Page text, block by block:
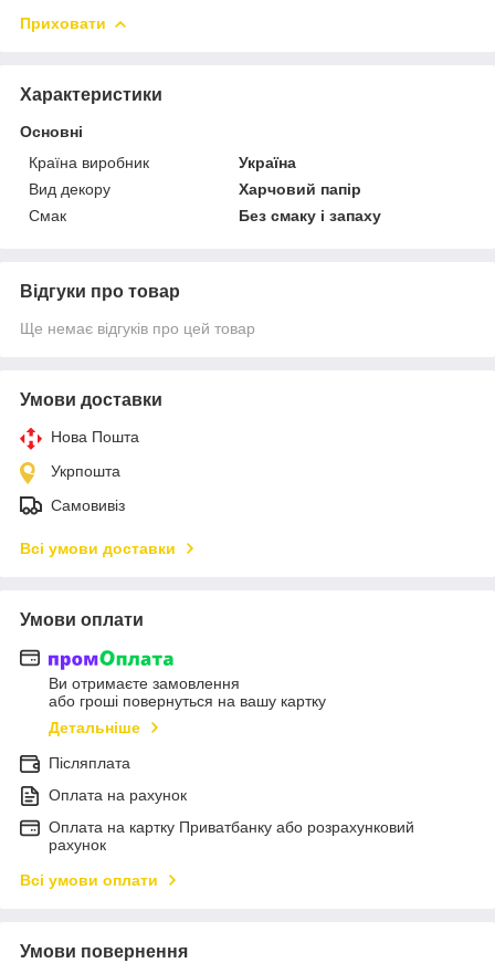
Приховати
Характеристики
Основні
Країна виробник
Україна
Вид декору
Харчовий папір
Смак
Без смаку і запаху
Відгуки про товар
Ще немає відгуків про цей товар
Умови доставки
Нова Пошта
Укрпошта
Самовивіз
Всі умови доставки
Умови оплати
Ви отримаєте замовлення
або гроші повернуться на вашу картку
Детальніше
Післяплата
Оплата на рахунок
Оплата на картку Приватбанку або розрахунковий
рахунок
Всі умови оплати
Умови повернення